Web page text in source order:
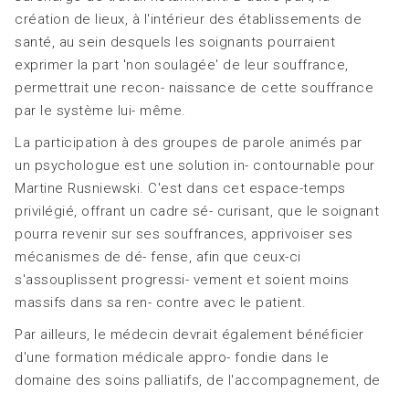
création de lieux, à l'intérieur des établissements de
santé, au sein desquels les soignants pourraient
exprimer la part 'non soulagée' de leur souffrance,
permettrait une recon- naissance de cette souffrance
par le système lui- même.
La participation à des groupes de parole animés par
un psychologue est une solution in- contournable pour
Martine Rusniewski. C'est dans cet espace-temps
privilégié, offrant un cadre sé- curisant, que le soignant
pourra revenir sur ses souffrances, apprivoiser ses
mécanismes de dé- fense, afin que ceux-ci
s'assouplissent progressi- vement et soient moins
massifs dans sa ren- contre avec le patient.
Par ailleurs, le médecin devrait également bénéficier
d'une formation médicale appro- fondie dans le
domaine des soins palliatifs, de l'accompagnement, de